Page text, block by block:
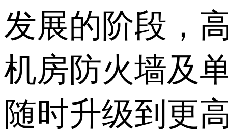
发展的阶段，
机房防火墙及
随时升级到更